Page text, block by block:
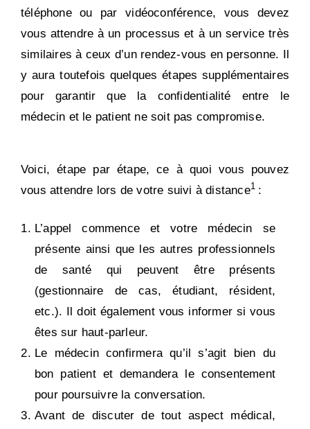
téléphone ou par vidéoconférence, vous devez
vous attendre à un processus et à un service très
similaires à ceux d’un rendez-vous en personne. Il
y aura toutefois quelques étapes supplémentaires
pour garantir que la confidentialité entre le
médecin et le patient ne soit pas compromise.
Voici, étape par étape, ce à quoi vous pouvez
vous attendre lors de votre suivi à distance1 :
L’appel commence et votre médecin se
présente ainsi que les autres professionnels
de santé qui peuvent être présents
(gestionnaire de cas, étudiant, résident,
etc.). Il doit également vous informer si vous
êtes sur haut-parleur.
Le médecin confirmera qu’il s’agit bien du
bon patient et demandera le consentement
pour poursuivre la conversation.
Avant de discuter de tout aspect médical,